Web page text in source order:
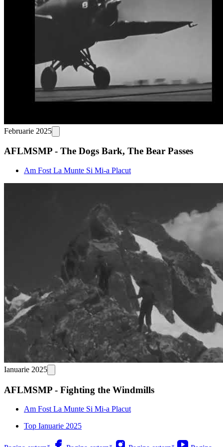
Februarie 2025
AFLMSMP - The Dogs Bark, The Bear Passes
Am Fost La Munte Si Mi-a Placut
Ianuarie 2025
AFLMSMP - Fighting the Windmills
Am Fost La Munte Si Mi-a Placut
Top Ianuarie 2025